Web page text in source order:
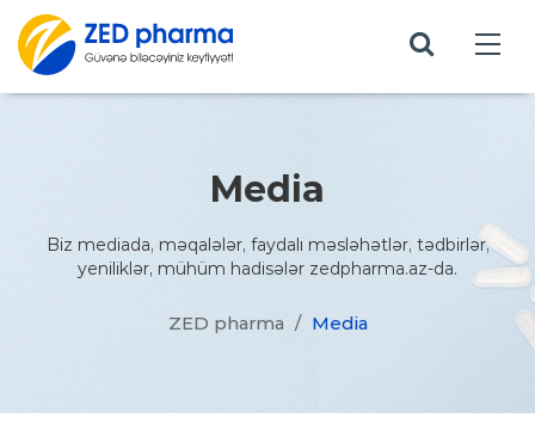
Media
Biz mediada, məqalələr, faydalı məsləhətlər, tədbirlər,
yeniliklər, mühüm hadisələr zedpharma.az-da.
ZED pharma / Media